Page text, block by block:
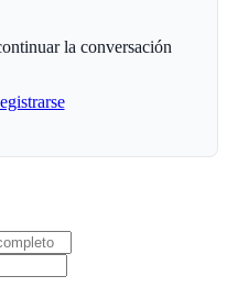
la conversación